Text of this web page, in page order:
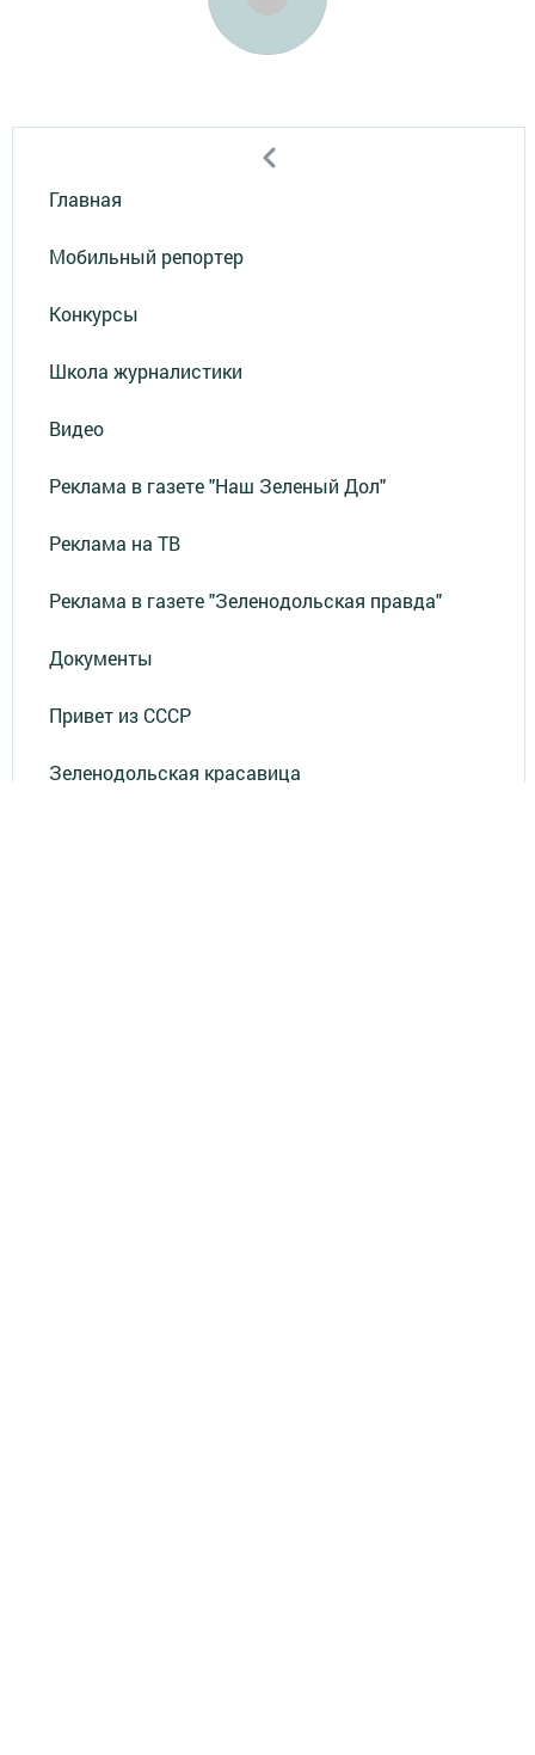
Главная
Мобильный репортер
Конкурсы
Школа журналистики
Видео
Реклама в газете "Наш Зеленый Дол"
Реклама на ТВ
Реклама в газете "Зеленодольская правда"
Документы
Привет из СССР
Зеленодольская красавица